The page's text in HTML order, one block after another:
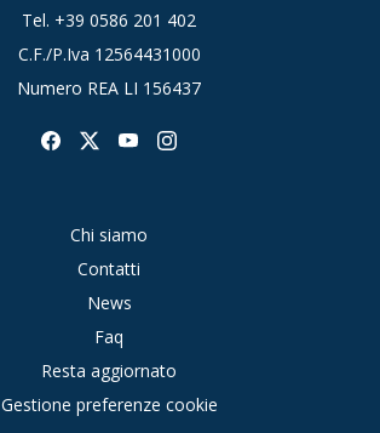
Tel. +39 0586 201 402
C.F./P.Iva 12564431000
Numero REA LI 156437
Chi siamo
Contatti
News
Faq
Resta aggiornato
Gestione preferenze cookie